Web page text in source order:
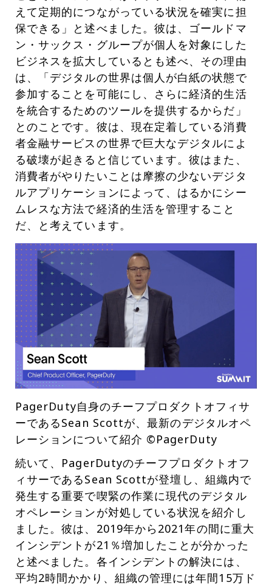
えて定期的につながっている状況を確実に担
保できる」と述べました。彼は、ゴールドマ
ン・サックス・グループが個人を対象にした
ビジネスを拡大しているとも述べ、その理由
は、「デジタルの世界は個人が白紙の状態で
参加することを可能にし、さらに経済的生活
を統合するためのツールを提供するからだ」
とのことです。彼は、現在定着している消費
者金融サービスの世界で巨大なデジタルによ
る破壊が起きると信じています。彼はまた、
消費者がやりたいことは摩擦の少ないデジタ
ルアプリケーションによって、はるかにシー
ムレスな方法で経済的生活を管理すること
だ、と考えています。
PagerDuty自身のチーフプロダクトオフィサ
ーであるSean Scottが、最新のデジタルオペ
レーションについて紹介 ©PagerDuty
続いて、PagerDutyのチーフプロダクトオフ
ィサーであるSean Scottが登壇し、組織内で
発生する重要で喫緊の作業に現代のデジタル
オペレーションが対処している状況を紹介し
ました。彼は、2019年から2021年の間に重大
インシデントが21％増加したことが分かった
と述べました。各インシデントの解決には、
平均2時間かかり、組織の管理には年間15万ド